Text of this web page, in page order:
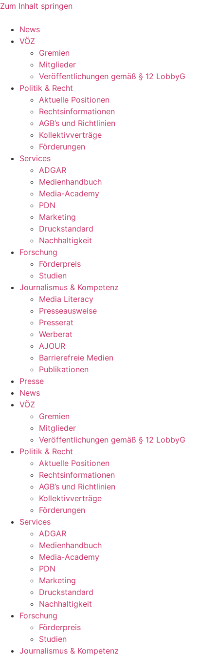
Zum Inhalt springen
News
VÖZ
Gremien
Mitglieder
Veröffentlichungen gemäß § 12 LobbyG
Politik & Recht
Aktuelle Positionen
Rechtsinformationen
AGB’s und Richtlinien
Kollektivverträge
Förderungen
Services
ADGAR
Medienhandbuch
Media-Academy
PDN
Marketing
Druckstandard
Nachhaltigkeit
Forschung
Förderpreis
Studien
Journalismus & Kompetenz
Media Literacy
Presseausweise
Presserat
Werberat
AJOUR
Barrierefreie Medien
Publikationen
Presse
News
VÖZ
Gremien
Mitglieder
Veröffentlichungen gemäß § 12 LobbyG
Politik & Recht
Aktuelle Positionen
Rechtsinformationen
AGB’s und Richtlinien
Kollektivverträge
Förderungen
Services
ADGAR
Medienhandbuch
Media-Academy
PDN
Marketing
Druckstandard
Nachhaltigkeit
Forschung
Förderpreis
Studien
Journalismus & Kompetenz